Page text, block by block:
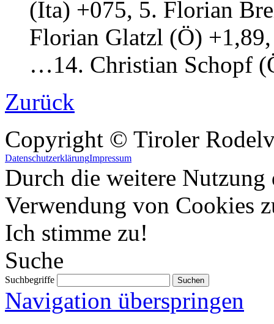
(Ita) +075, 5. Florian
Florian Glatzl (Ö)
…14. Christian Schopf
Zurück
Copyright © Tiroler
DatenschutzerklärungImpressum
Durch die weitere Nutzung
Verwendung von Cookies
Ich stimme zu!
Suche
Suchbegriffe
Navigation überspringen